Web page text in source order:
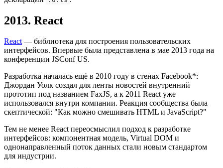
2013. React
React— библиотека для построения пользовательских
интерфейсов. Впервые была представлена в мае 2013 года на
конференции JSConf US.
Разработка началась ещё в 2010 году в стенах Facebook*:
Джордан Уолк создал для ленты новостей внутренний
прототип под названием FaxJS, а к 2011 React уже
использовался внутри компании. Реакция сообщества была
скептической: "Как можно смешивать HTML и JavaScript?"
Тем не менее React переосмыслил подход к разработке
интерфейсов: компонентная модель, Virtual DOM и
однонаправленный поток данных стали новым стандартом
для индустрии.